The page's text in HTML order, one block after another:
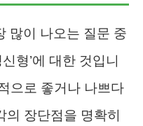
많이 나오는 질문 중
형’에 대한 것입니
으로 좋거나 나쁘다
의 장단점을 명확히